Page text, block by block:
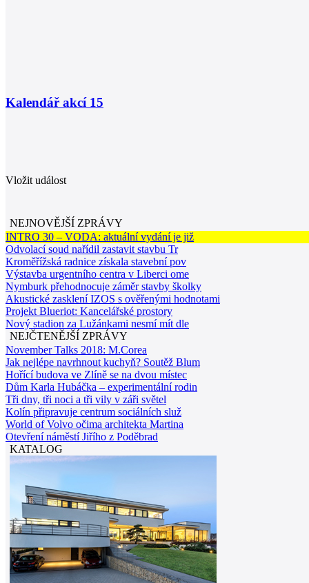
Kalendář akcí 15
Vložit událost
NEJNOVĚJŠÍ ZPRÁVY
INTRO 30 – VODA: aktuální vydání je již
Odvolací soud nařídil zastavit stavbu Tr
Kroměřížská radnice získala stavební pov
Výstavba urgentního centra v Liberci ome
Nymburk přehodnocuje záměr stavby školky
Akustické zasklení IZOS s ověřenými hodnotami
Projekt Blueriot: Kancelářské prostory
Nový stadion za Lužánkami nesmí mít dle
NEJČTENĚJŠÍ ZPRÁVY
November Talks 2018: M.Corea
Jak nejlépe navrhnout kuchyň? Soutěž Blum
Hořící budova ve Zlíně se na dvou místec
Dům Karla Hubáčka – experimentální rodin
Tři dny, tři noci a tři vily v záři světel
Kolín připravuje centrum sociálních služ
World of Volvo očima architekta Martina
Otevření náměstí Jiřího z Poděbrad
KATALOG